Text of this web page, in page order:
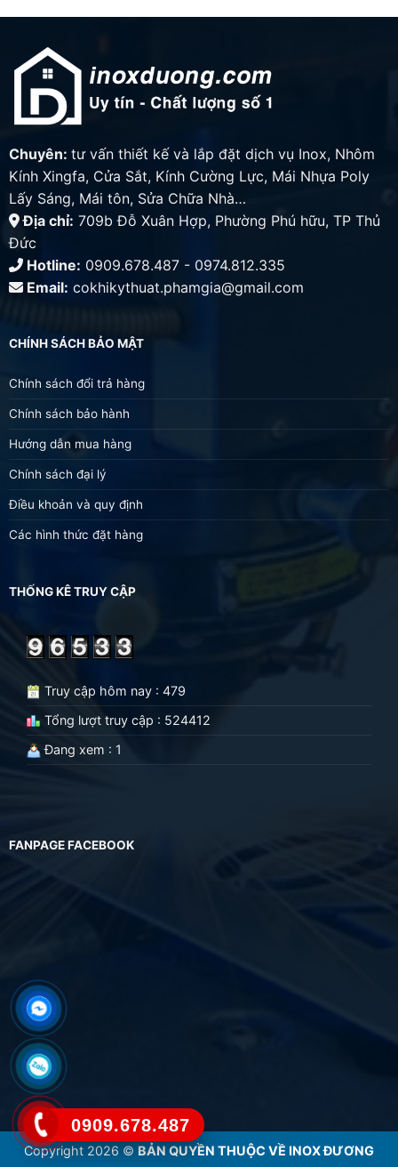
0909.678.487
Chuyên: tư vấn thiết kế và lắp đặt dịch vụ Inox, Nhôm
Kính Xingfa, Cửa Sắt, Kính Cường Lực, Mái Nhựa Poly
Lấy Sáng, Mái tôn, Sửa Chữa Nhà…
Địa chỉ: 709b Đỗ Xuân Hợp, Phường Phú hữu, TP Thủ
Đức
Hotline: 0909.678.487 - 0974.812.335
Email: cokhikythuat.phamgia@gmail.com
CHÍNH SÁCH BẢO MẬT
Chính sách đổi trả hàng
Chính sách bảo hành
Hướng dẫn mua hàng
Chính sách đại lý
Điều khoản và quy định
Các hình thức đặt hàng
THỐNG KÊ TRUY CẬP
Truy cập hôm nay : 479
Tổng lượt truy cập : 524412
Đang xem : 1
FANPAGE FACEBOOK
Copyright 2026 © BẢN QUYỀN THUỘC VỀ INOX ĐƯƠNG